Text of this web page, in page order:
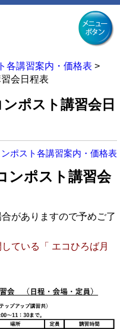
各講習案内・価格表 >
会日程表
ポスト講習会日
ポスト各講習案内・価格表
ンポスト講習会
がありますので予めご了
ている「 エコひろば月